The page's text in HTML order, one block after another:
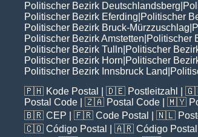
Politischer Bezirk Deutschlandsberg
Politischer Bezirk Eferding Politischer
Politischer Bezirk Bruck-Mürzzuschlag
Politischer Bezirk Amstetten Politischer
Politischer Bezirk Tulln Politischer
Politischer Bezirk Horn Politischer
Politischer Bezirk Innsbruck Land
🇵🇭 Kode Postal | 🇩🇪 Postleitzahl |
Postal Code | 🇿🇦 Postal Code | 🇲🇾
🇧🇷 CEP | 🇫🇷 Code Postal | 🇳🇱
🇨🇴 Código Postal | 🇦🇷 Código Postal